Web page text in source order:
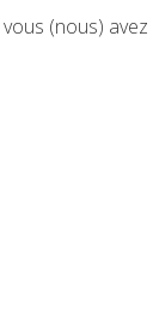
(nous)